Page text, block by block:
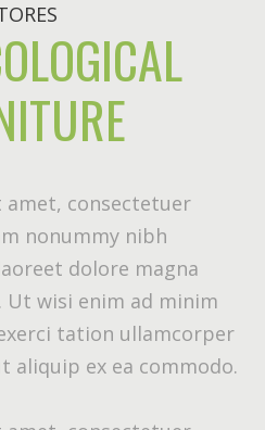
consectetuer
nonummy nibh
dolore magna
wisi enim ad minim
tation ullamcorper
ex ea commodo.